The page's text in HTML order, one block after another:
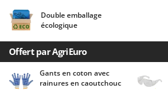
Cisailles à gazon à batterie
Cisailles taille-haies manuelles
Climatiseurs
Compresseurs d'air électriques
Barbieri
Batavia
Benassi
Beper
Berkel
Double emballage
écologique
Offert par AgriEuro
Gants en coton avec
rainures en caoutchouc